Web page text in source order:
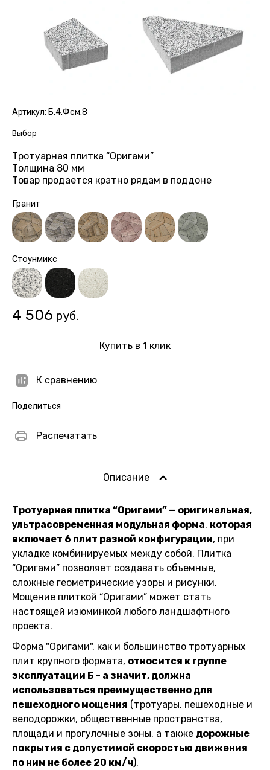
Артикул: Б.4.Фсм.8
Выбор
Тротуарная плитка “Оригами”
Толщина 80 мм
Товар продается кратно рядам в поддоне
Гранит
Стоунмикс
4 506 руб.
Купить в 1 клик
К сравнению
Поделиться
Распечатать
Описание
Тротуарная плитка “Оригами” — оригинальная,
ультрасовременная модульная форма, которая
включает 6 плит разной конфигурации, при
укладке комбинируемых между собой. Плитка
“Оригами” позволяет создавать объемные,
сложные геометрические узоры и рисунки.
Мощение плиткой “Оригами” может стать
настоящей изюминкой любого ландшафтного
проекта.
Форма "Оригами", как и большинство тротуарных
плит крупного формата, относится к группе
эксплуатации Б - а значит, должна
использоваться преимущественно для
пешеходного мощения (тротуары, пешеходные и
велодорожки, общественные пространства,
площади и прогулочные зоны, а также дорожные
покрытия с допустимой скоростью движения
по ним не более 20 км/ч).